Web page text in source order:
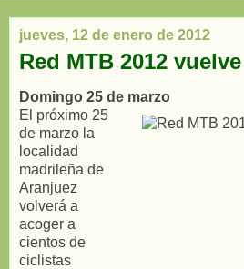
jueves, 12 de enero de 2012
Red MTB 2012
Domingo 25 de marzo
El próximo 25
de marzo la
localidad
madrileña de
Aranjuez
volverá a
acoger a
cientos de
ciclistas